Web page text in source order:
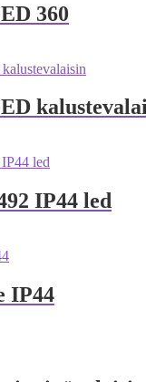
360
IP44 led
IP44